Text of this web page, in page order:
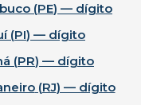
(PE) — dígito
(PI) — dígito
(PR) — dígito
(RJ) — dígito